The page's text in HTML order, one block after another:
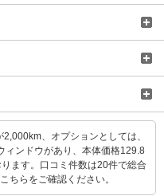
、オプションとしては、
ィンドウがあり、本体価格129.8
ます。口コミ件数は20件で総合
ちらをご確認ください。